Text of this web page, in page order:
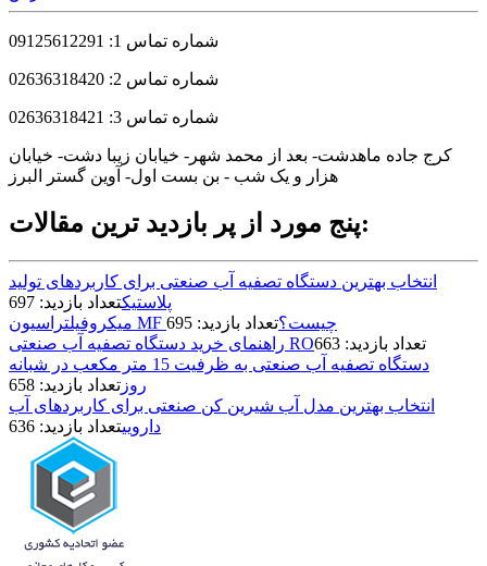
شماره تماس 1: 09125612291
شماره تماس 2: 02636318420
شماره تماس 3: 02636318421
کرج جاده ماهدشت- بعد از محمد شهر- خیابان زیبا دشت- خیابان
هزار و یک شب - بن بست اول- آوین گستر البرز
پنج مورد از پر بازدید ترین مقالات:
انتخاب بهترین دستگاه تصفیه آب صنعتی برای کاربردهای تولید
پلاستیکتعداد بازدید: 697
میکروفیلتراسیون MF چیست؟تعداد بازدید: 695
راهنمای خرید دستگاه تصفیه آب صنعتی RO
تعداد بازدید: 663
دستگاه تصفیه آب صنعتی به ظرفیت 15 متر مکعب در شبانه
روز تعداد بازدید: 658
انتخاب بهترین مدل آب شیرین کن صنعتی برای کاربردهای آب
داروییتعداد بازدید: 636